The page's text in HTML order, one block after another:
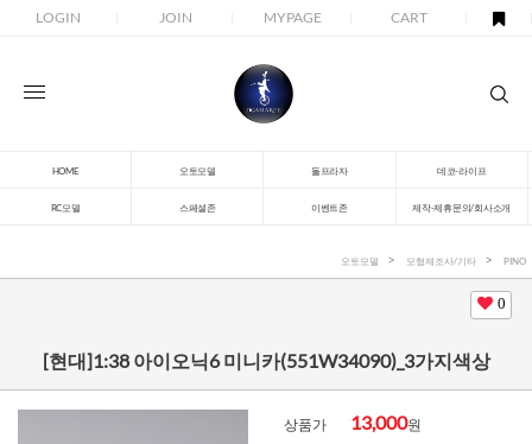
LOGIN JOIN MYPAGE CART
HOME 오토모델 돌프라자 데코-라이프
RC모델 스페셜존 이벤트존 제작-제휴문의/회사소개
오토모델 모형제조사/기타 PINO
0
[현대]1:38 아이오닉6 미니카(551W34090)_3가지색상
상품가 13,000원